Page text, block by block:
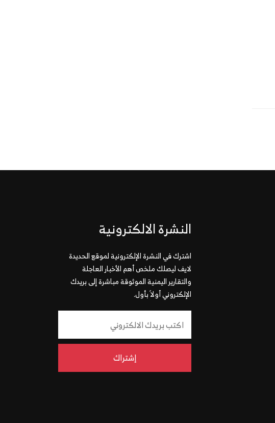
النشرة الالكترونية
اشترك في النشرة الإلكترونية لموقع الحديدة
لايف ليصلك ملخص أهم الأخبار العاجلة
والتقارير اليمنية الموثوقة مباشرة إلى بريدك
الإلكتروني أولاً بأول.
إشتراك